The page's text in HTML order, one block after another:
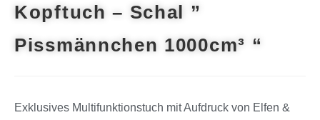
Kopftuch – Schal ”
Pissmännchen 1000cm³ “
Exklusives Multifunktionstuch mit Aufdruck von Elfen &